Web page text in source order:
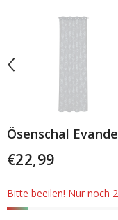
Ösenschal
€22,99
Bitte beeilen! Nur noch